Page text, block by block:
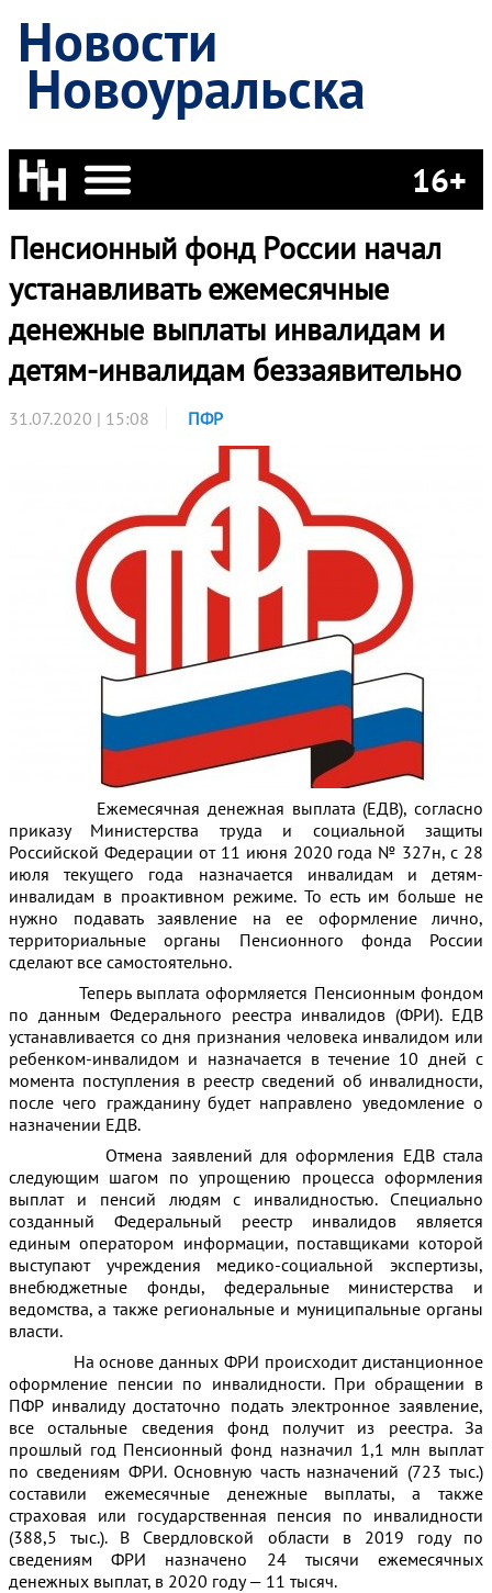
Новости
Новоуральска
16+
Пенсионный фонд России начал
устанавливать ежемесячные
денежные выплаты инвалидам и
детям-инвалидам беззаявительно
31.07.2020 | 15:08 ПФР
Ежемесячная денежная выплата (ЕДВ), согласно
приказу Министерства труда и социальной защиты
Российской Федерации от 11 июня 2020 года № 327н, с 28
июля текущего года назначается инвалидам и детям-
инвалидам в проактивном режиме. То есть им больше не
нужно подавать заявление на ее оформление лично,
территориальные органы Пенсионного фонда России
сделают все самостоятельно.
Теперь выплата оформляется Пенсионным фондом
по данным Федерального реестра инвалидов (ФРИ). ЕДВ
устанавливается со дня признания человека инвалидом или
ребенком-инвалидом и назначается в течение 10 дней с
момента поступления в реестр сведений об инвалидности,
после чего гражданину будет направлено уведомление о
назначении ЕДВ.
Отмена заявлений для оформления ЕДВ стала
следующим шагом по упрощению процесса оформления
выплат и пенсий людям с инвалидностью. Специально
созданный Федеральный реестр инвалидов является
единым оператором информации, поставщиками которой
выступают учреждения медико-социальной экспертизы,
внебюджетные фонды, федеральные министерства и
ведомства, а также региональные и муниципальные органы
власти.
На основе данных ФРИ происходит дистанционное
оформление пенсии по инвалидности. При обращении в
ПФР инвалиду достаточно подать электронное заявление,
все остальные сведения фонд получит из реестра. За
прошлый год Пенсионный фонд назначил 1,1 млн выплат
по сведениям ФРИ. Основную часть назначений (723 тыс.)
составили ежемесячные денежные выплаты, а также
страховая или государственная пенсия по инвалидности
(388,5 тыс.). В Свердловской области в 2019 году по
сведениям ФРИ назначено 24 тысячи ежемесячных
денежных выплат, в 2020 году — 11 тысяч.